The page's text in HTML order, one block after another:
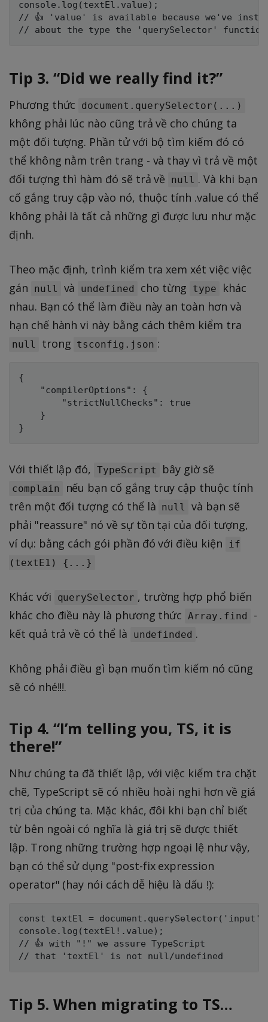
console.log(textEl.value);
// 👍 'value' is available because we've
Tip 3. “Did we really find it?”
Phương thức document.querySelector(...)
không phải lúc nào cũng trả về cho chúng ta
một đối tượng. Phần tử với bộ tìm kiếm đó có
thể không nằm trên trang - và thay vì trả về một
đối tượng thì hàm đó sẽ trả về
null . Và khi bạn
cố gắng truy cập vào nó, thuộc tính .value có thể
không phải là tất cả những gì được lưu như mặc
định.
Theo mặc định, trình kiểm tra xem xét việc việc
gán
null và undefined cho từng type
khác
nhau. Bạn có thể làm điều này an toàn hơn và
hạn chế hành vi này bằng cách thêm kiểm tra
null trong tsconfig.json :
{
    "compilerOptions": {
        "strictNullChecks": true
    }
Với thiết lập đó, TypeScript bây giờ sẽ
complain
nếu bạn cố gắng truy cập thuộc tính
trên một đối tượng có thể là null
và bạn sẽ
phải "reassure" nó về sự tồn tại của đối tượng,
ví dụ: bằng cách gói phần đó với điều kiện
if
(textE1) {...}
Khác với querySelector , trường hợp phổ biến
khác cho điều này là phương thức Array.find
-
kết quả trả về có thể là
undefinded .
Không phải điều gì bạn muốn tìm kiếm nó cũng
sẽ có nhé!!!.
Tip 4. “I’m telling you, TS, it is
there!”
Như chúng ta đã thiết lập, với việc kiểm tra chặt
chẽ, TypeScript sẽ có nhiều hoài nghi hơn về giá
trị của chúng ta. Mặc khác, đôi khi bạn chỉ biết
từ bên ngoài có nghĩa là giá trị sẽ được thiết
lập. Trong những trường hợp ngoại lệ như vậy,
bạn có thể sử dụng "post-fix expression
operator" (hay nói cách dễ hiệu là dấu !):
const textEl =
console.log(textEl!.value);
// 👍 with "!" we assure TypeScript
Tip 5. When migrating to TS…